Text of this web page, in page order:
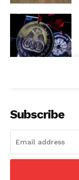
Subscribe